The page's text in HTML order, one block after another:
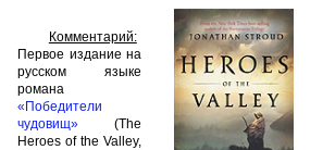
Комментарий:
Первое издание на
русском языке
романа
«Победители
чудовищ» (The
Heroes of the Valley,